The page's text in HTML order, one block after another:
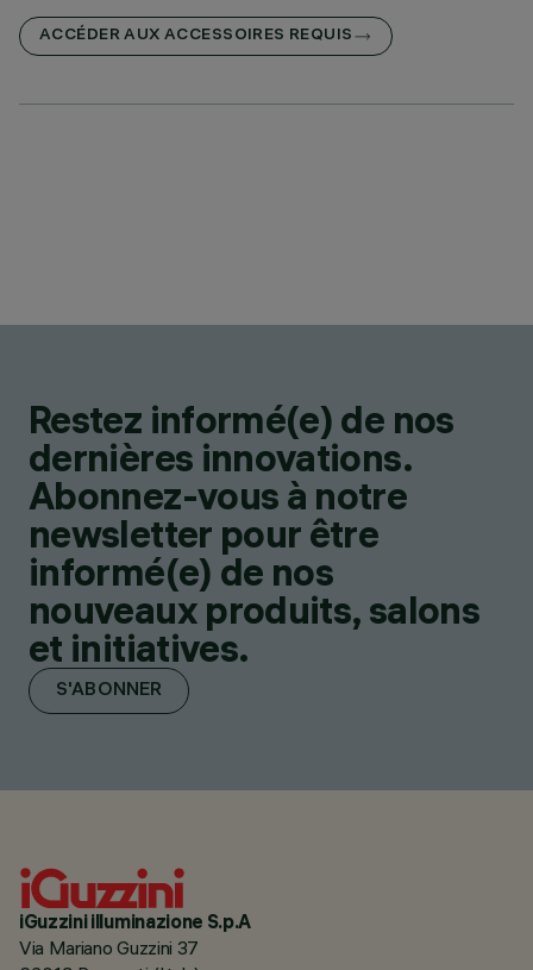
ACCÉDER AUX ACCESSOIRES REQUIS
Restez informé(e) de nos
dernières innovations.
Abonnez-vous à notre
newsletter pour être
informé(e) de nos
nouveaux produits, salons
et initiatives.
S'ABONNER
iGuzzini illuminazione S.p.A
Via Mariano Guzzini 37